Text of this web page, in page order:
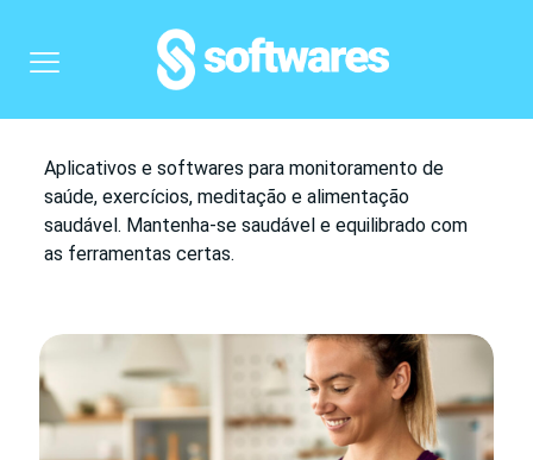
Aplicativos e softwares para monitoramento de
saúde, exercícios, meditação e alimentação
saudável. Mantenha-se saudável e equilibrado com
as ferramentas certas.